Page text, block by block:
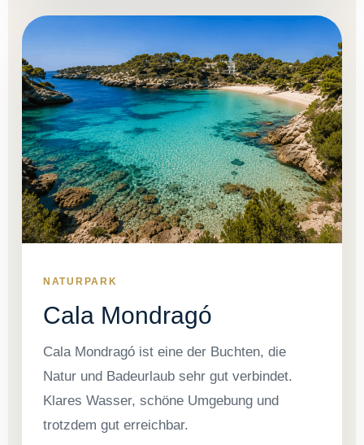
NATURPARK
Cala Mondragó
Cala Mondragó ist eine der Buchten, die
Natur und Badeurlaub sehr gut verbindet.
Klares Wasser, schöne Umgebung und
trotzdem gut erreichbar.